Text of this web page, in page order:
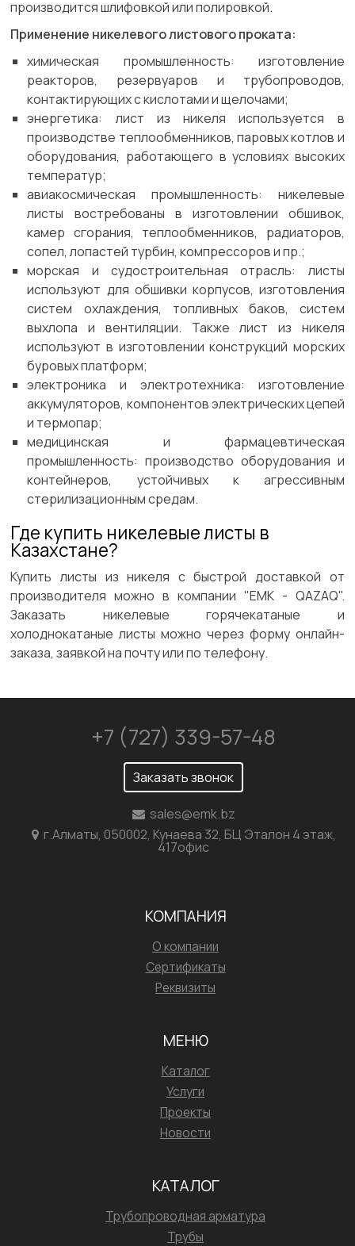
производится шлифовкой или полировкой.
Применение никелевого листового проката:
химическая промышленность: изготовление
реакторов, резервуаров и трубопроводов,
контактирующих с кислотами и щелочами;
энергетика: лист из никеля используется в
производстве теплообменников, паровых котлов и
оборудования, работающего в условиях высоких
температур;
авиакосмическая промышленность: никелевые
листы востребованы в изготовлении обшивок,
камер сгорания, теплообменников, радиаторов,
сопел, лопастей турбин, компрессоров и пр.;
морская и судостроительная отрасль: листы
используют для обшивки корпусов, изготовления
систем охлаждения, топливных баков, систем
выхлопа и вентиляции. Также лист из никеля
используют в изготовлении конструкций морских
буровых платформ;
электроника и электротехника: изготовление
аккумуляторов, компонентов электрических цепей
и термопар;
медицинская и фармацевтическая
промышленность: производство оборудования и
контейнеров, устойчивых к агрессивным
стерилизационным средам.
Где купить никелевые листы в
Казахстане?
Купить листы из никеля с быстрой доставкой от
производителя можно в компании "ЕМК - QAZAQ".
Заказать никелевые горячекатаные и
холоднокатаные листы можно через форму онлайн-
заказа, заявкой на почту или по телефону.
+7 (727) 339-57-48
Заказать звонок
sales@emk.bz
г.Алматы, 050002, Кунаева 32, БЦ Эталон 4 этаж,
417офис
КОМПАНИЯ
О компании
Сертификаты
Реквизиты
МЕНЮ
Каталог
Услуги
Проекты
Новости
КАТАЛОГ
Трубопроводная арматура
Трубы